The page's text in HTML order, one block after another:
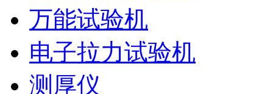
万能试验机
电子拉力试验机
测厚仪